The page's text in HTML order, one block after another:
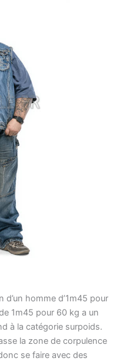
homme d’1m45 pour
1m45 pour 60 kg a un
à la catégorie surpoids.
la zone de corpulence
se faire avec des